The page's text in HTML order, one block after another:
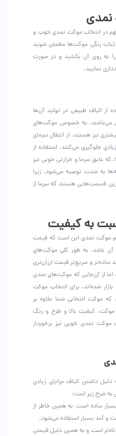
نمدی
در انتخاب موکت نمدی خوب و
ثبات رنگی موکت‌ها مطمئن شوید
به روی آن بکشید و در صورت
نمایید.
از الیاف طبیعی در تولید آن‌ها
می‌باشند. به خصوص موکت‌های
نیز هستند، از انتقال سرمای
جلوگیری می‌کنند. استفاده از
عایق سرما و حرارتی خوبی نیز
به شدت توصیه می‌شود. زیرا
قسمت‌هایی هستند که سرما از
به کیفیت
موکت نمدی این است که قیمت
باشد. به طور کلی موکت‌های
ساده‌تر و سریع‌تر قیمت ارزان‌تری
اما از آن‌جایی که موکت‌های نمدی
شده‌اند، برای انتخاب موکت
موکت انتخابی شما علاوه بر
کیفیت بالا و طرح و رنگ
نمدی خوبی نیز برخوردار
داشتن الیاف مزایای زیادی
به شرح زیر است:
ساده است. به همین خاطر از
و آمد بسیار استفاده می‌شود.
است و به همین دلیل قیمتی